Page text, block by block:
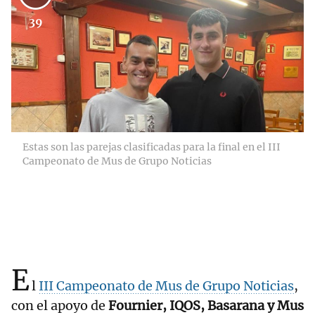
39
Estas son las parejas clasificadas para la final en el III
Campeonato de Mus de Grupo Noticias
El III Campeonato de Mus de Grupo Noticias,
con el apoyo de Fournier, IQOS, Basarana y Mus